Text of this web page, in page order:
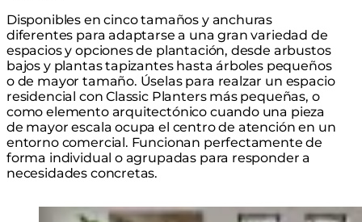
Disponibles en cinco tamaños y anchuras
diferentes para adaptarse a una gran variedad de
espacios y opciones de plantación, desde arbustos
bajos y plantas tapizantes hasta árboles pequeños
o de mayor tamaño. Úselas para realzar un espacio
residencial con Classic Planters más pequeñas, o
como elemento arquitectónico cuando una pieza
de mayor escala ocupa el centro de atención en un
entorno comercial. Funcionan perfectamente de
forma individual o agrupadas para responder a
necesidades concretas.
Loading image...